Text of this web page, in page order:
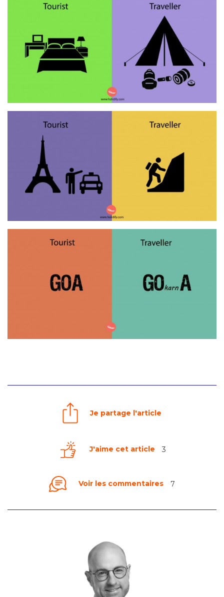
Je partage l'article
J'aime cet article 3
Voir les commentaires 7